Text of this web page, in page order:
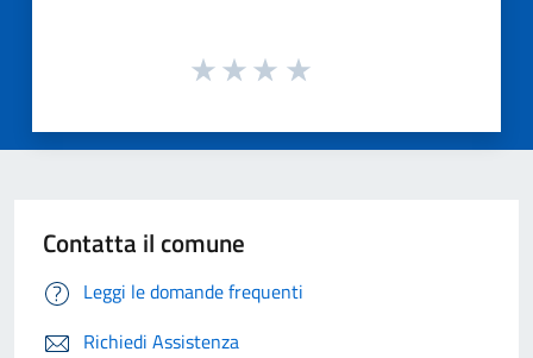
Contatta il comune
Leggi le domande frequenti
Richiedi Assistenza